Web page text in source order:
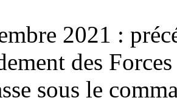
2021 :
des
sous le